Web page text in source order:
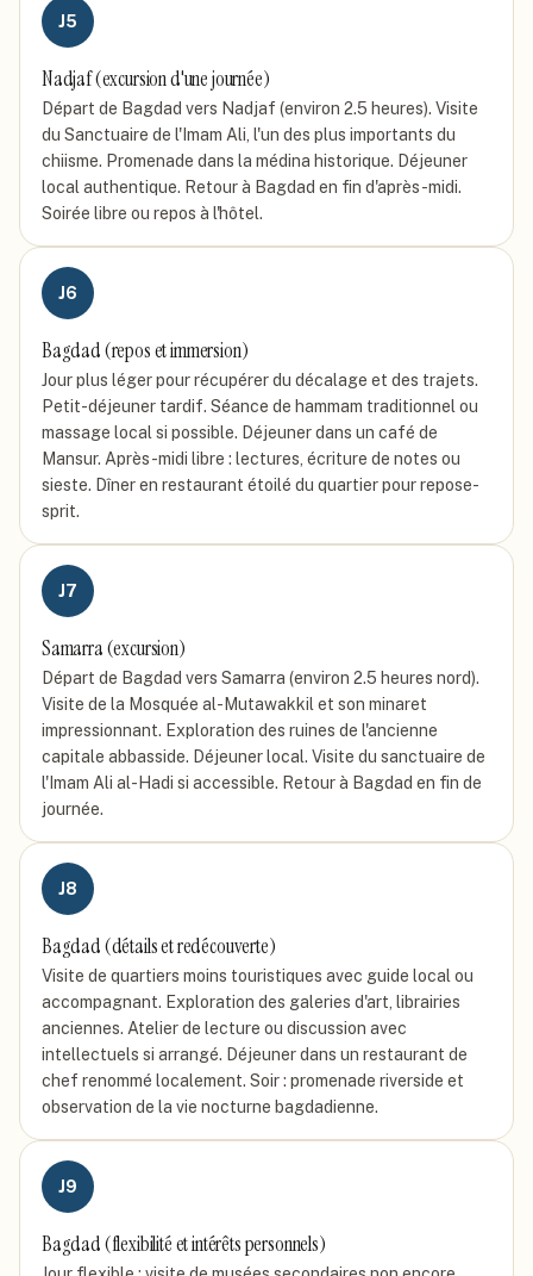
J5
Nadjaf (excursion d'une journée)
Départ de Bagdad vers Nadjaf (environ 2.5 heures). Visite
du Sanctuaire de l'Imam Ali, l'un des plus importants du
chiisme. Promenade dans la médina historique. Déjeuner
local authentique. Retour à Bagdad en fin d'après-midi.
Soirée libre ou repos à l'hôtel.
J6
Bagdad (repos et immersion)
Jour plus léger pour récupérer du décalage et des trajets.
Petit-déjeuner tardif. Séance de hammam traditionnel ou
massage local si possible. Déjeuner dans un café de
Mansur. Après-midi libre : lectures, écriture de notes ou
sieste. Dîner en restaurant étoilé du quartier pour repose-
sprit.
J7
Samarra (excursion)
Départ de Bagdad vers Samarra (environ 2.5 heures nord).
Visite de la Mosquée al-Mutawakkil et son minaret
impressionnant. Exploration des ruines de l'ancienne
capitale abbasside. Déjeuner local. Visite du sanctuaire de
l'Imam Ali al-Hadi si accessible. Retour à Bagdad en fin de
journée.
J8
Bagdad (détails et redécouverte)
Visite de quartiers moins touristiques avec guide local ou
accompagnant. Exploration des galeries d'art, librairies
anciennes. Atelier de lecture ou discussion avec
intellectuels si arrangé. Déjeuner dans un restaurant de
chef renommé localement. Soir : promenade riverside et
observation de la vie nocturne bagdadienne.
J9
Bagdad (flexibilité et intérêts personnels)